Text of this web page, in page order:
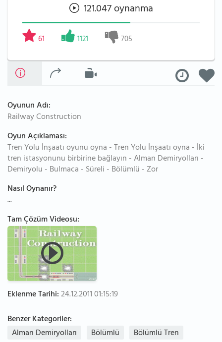
121.047 oynanma
61 1121 705
Oyunun Adı:
Railway Construction
Oyun Açıklaması:
Tren Yolu İnşaatı oyunu oyna - Tren Yolu İnşaatı oyna - İki
tren istasyonunu birbirine bağlayın - Alman Demiryolları -
Demiryolu - Bulmaca - Süreli - Bölümlü - Zor
Nasıl Oynanır?
...
Tam Çözüm Videosu:
Eklenme Tarihi:24.12.2011 01:15:19
Benzer Kategoriler:
Alman Demiryolları
Bölümlü
Bölümlü Tren